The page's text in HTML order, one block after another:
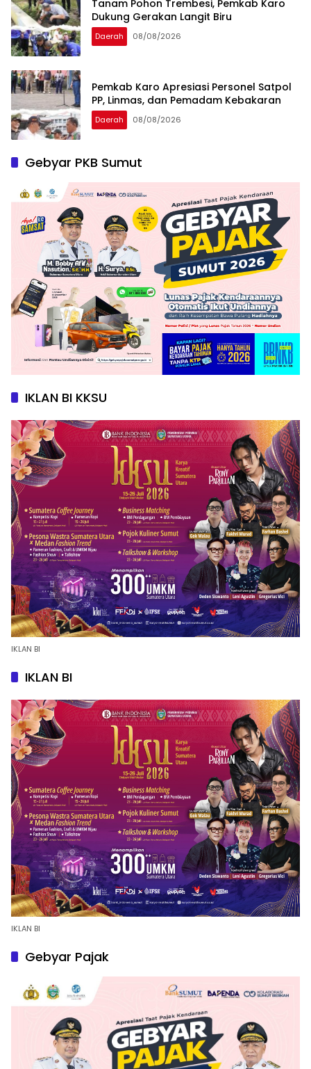
Tanam Pohon Trembesi, Pemkab Karo
Dukung Gerakan Langit Biru
Daerah 08/08/2026
Pemkab Karo Apresiasi Personel Satpol
PP, Linmas, dan Pemadam Kebakaran
Daerah 08/08/2026
Gebyar PKB Sumut
IKLAN BI KKSU
IKLAN BI
IKLAN BI
IKLAN BI
Gebyar Pajak